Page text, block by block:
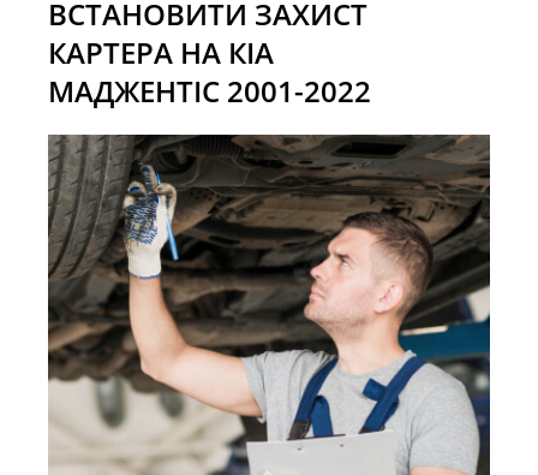
ВСТАНОВИТИ ЗАХИСТ
КАРТЕРА НА КІА
МАДЖЕНТІС 2001-2022